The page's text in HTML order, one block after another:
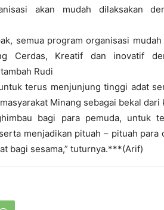
akan mudah dilaksakan
semua program organisasi
Cerdas, Kreatif dan inovatif
Rudi
terus menjunjung tinggi adat
Minang sebagai bekal dari
bagi para pemuda, untuk
menjadikan pituah – pituah
bagi sesama,” tuturnya.***(Arif)